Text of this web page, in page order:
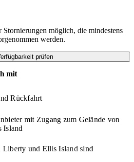
möglich, die mindestens
werden.
prüfen
mit
Rückfahrt
mit Zugang zum Gelände von
Island
und Ellis Island sind